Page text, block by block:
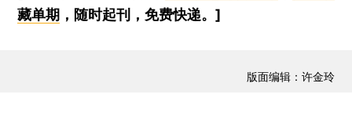
藏单期 ，随时起刊，免费快递。]
版面编辑：许金玲